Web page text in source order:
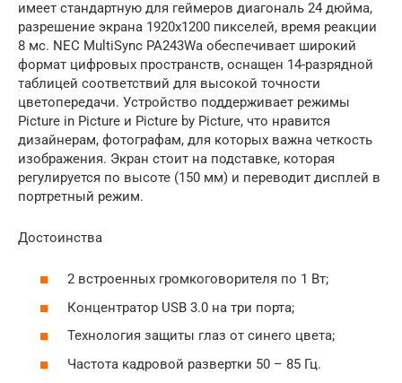
имеет стандартную для геймеров диагональ 24 дюйма,
разрешение экрана 1920х1200 пикселей, время реакции
8 мс. NEC MultiSync PA243Wа обеспечивает широкий
формат цифровых пространств, оснащен 14-разрядной
таблицей соответствий для высокой точности
цветопередачи. Устройство поддерживает режимы
Picture in Picture и Picture by Picture, что нравится
дизайнерам, фотографам, для которых важна четкость
изображения. Экран стоит на подставке, которая
регулируется по высоте (150 мм) и переводит дисплей в
портретный режим.
Достоинства
2 встроенных громкоговорителя по 1 Вт;
Концентратор USB 3.0 на три порта;
Технология защиты глаз от синего цвета;
Частота кадровой развертки 50 – 85 Гц.